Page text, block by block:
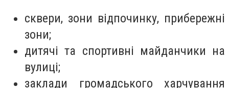
сквери, зони відпочинку, прибережні
зони;
дитячі та спортивні майданчики на
вулиці;
заклади громадського харчування